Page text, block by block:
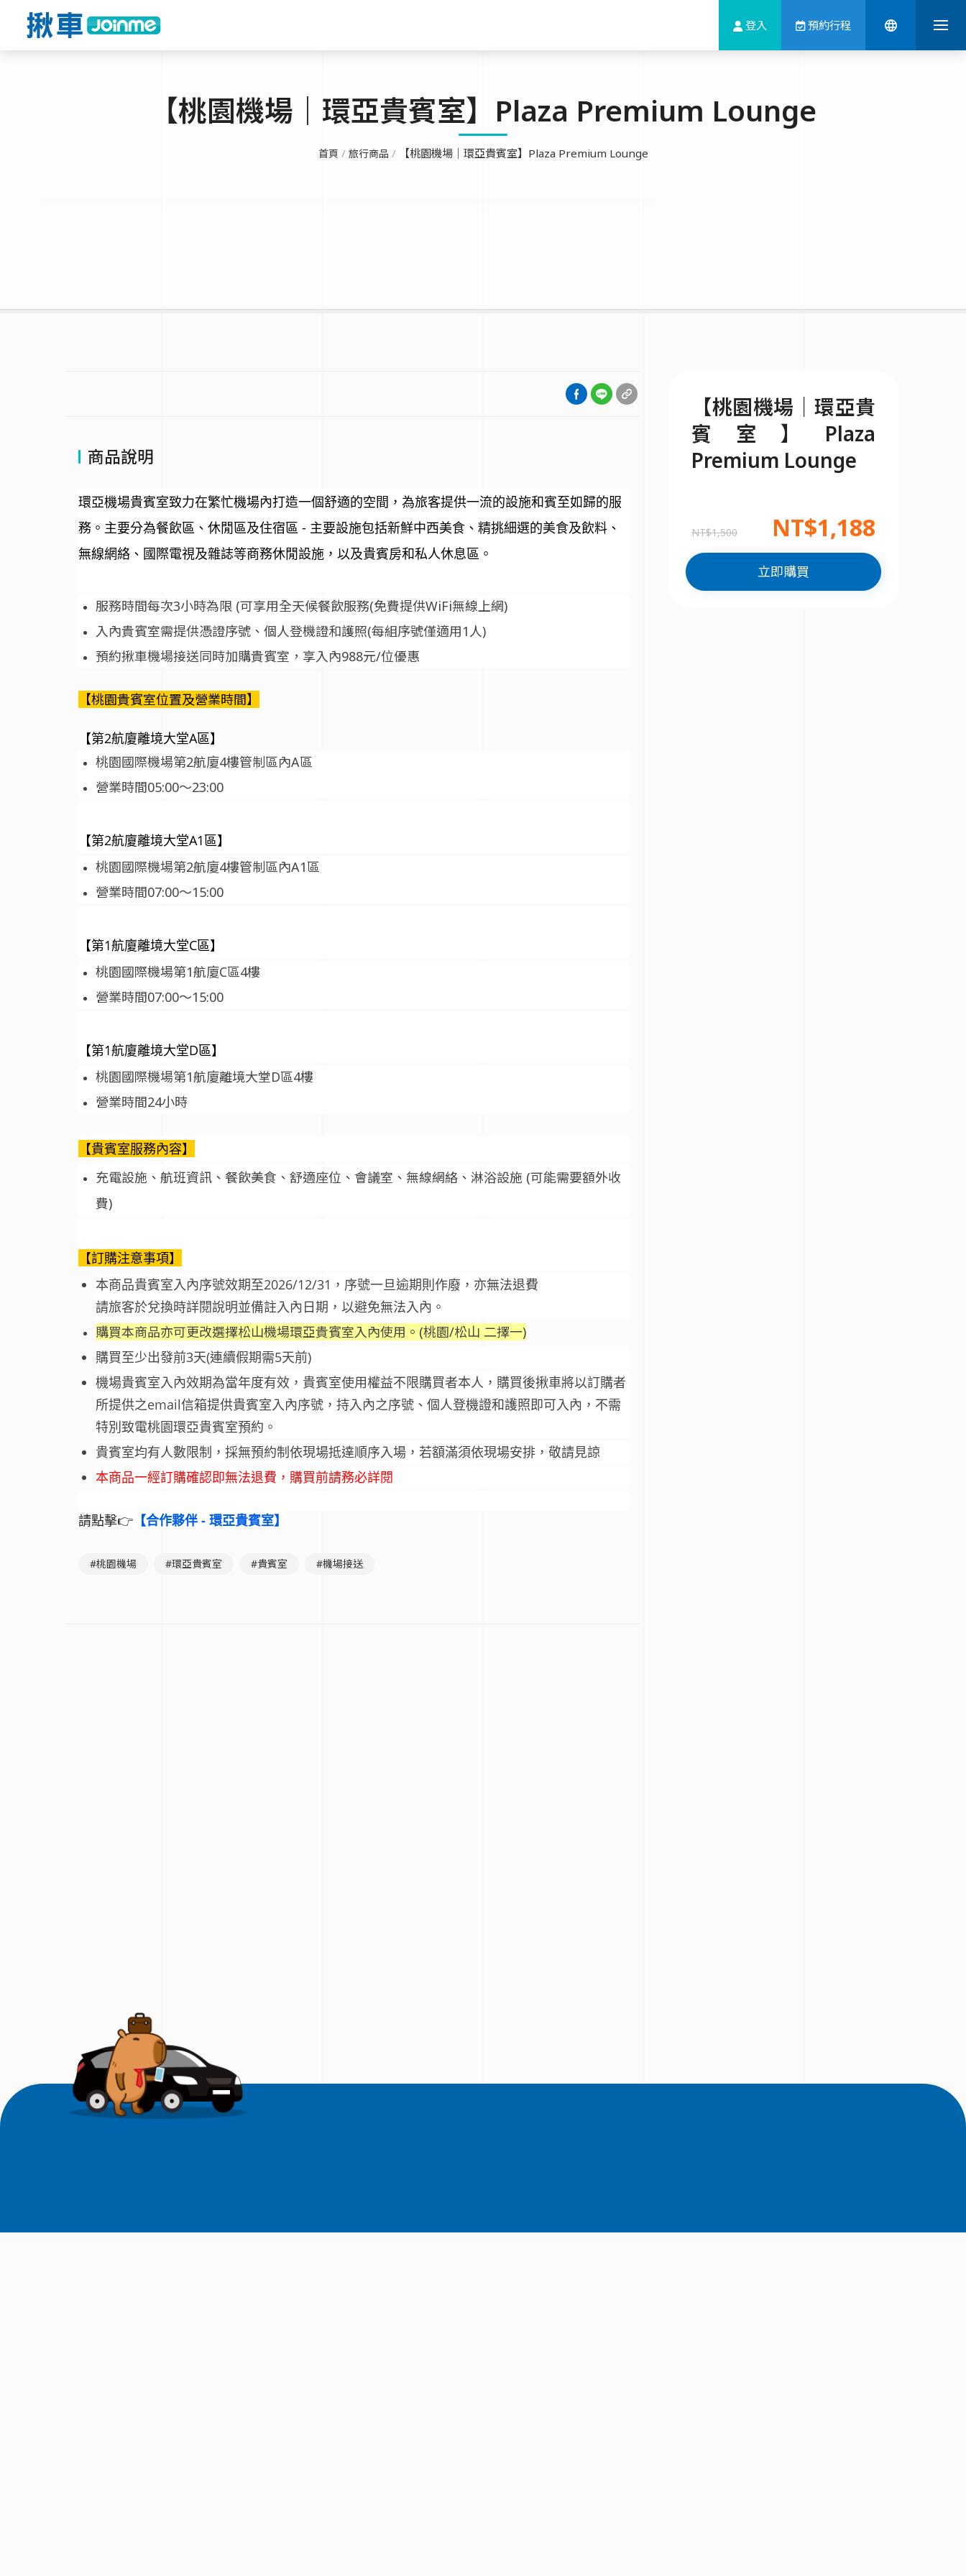
登入 預約行程
【桃園機場｜環亞貴賓室】Plaza Premium Lounge
首頁 旅行商品 【桃園機場｜環亞貴賓室】Plaza Premium Lounge
商品說明
環亞機場貴賓室致力在繁忙機場內打造一個舒適的空間，為旅客提供一流的設施和賓至如歸的服
務。主要分為餐飲區、休閒區及住宿區 - 主要設施包括新鮮中西美食、精挑細選的美食及飲料、
無線網絡、國際電視及雜誌等商務休閒設施，以及貴賓房和私人休息區。
服務時間每次3小時為限 (可享用全天候餐飲服務(免費提供WiFi無線上網)
入內貴賓室需提供憑證序號、個人登機證和護照(每組序號僅適用1人)
預約揪車機場接送同時加購貴賓室，享入內988元/位優惠
【桃園貴賓室位置及營業時間】
【第2航廈離境大堂A區】
桃園國際機場第2航廈4樓管制區內A區
營業時間05:00～23:00
【第2航廈離境大堂A1區】
桃園國際機場第2航廈4樓管制區內A1區
營業時間07:00～15:00
【第1航廈離境大堂C區】
桃園國際機場第1航廈C區4樓
營業時間07:00～15:00
【第1航廈離境大堂D區】
桃園國際機場第1航廈離境大堂D區4樓
營業時間24小時
【貴賓室服務內容】
充電設施、航班資訊、餐飲美食、舒適座位、會議室、無線網絡、淋浴設施 (可能需要額外收
費)
【訂購注意事項】
本商品貴賓室入內序號效期至2026/12/31，序號一旦逾期則作廢，亦無法退費
請旅客於兌換時詳閱說明並備註入內日期，以避免無法入內。
購買本商品亦可更改選擇松山機場環亞貴賓室入內使用。(桃園/松山 二擇一)
購買至少出發前3天(連續假期需5天前)
機場貴賓室入內效期為當年度有效，貴賓室使用權益不限購買者本人，購買後揪車將以訂購者
所提供之email信箱提供貴賓室入內序號，持入內之序號、個人登機證和護照即可入內，不需
特別致電桃園環亞貴賓室預約。
貴賓室均有人數限制，採無預約制依現場抵達順序入場，若額滿須依現場安排，敬請見諒
本商品一經訂購確認即無法退費，購買前請務必詳閱
請點擊👉 【合作夥伴 - 環亞貴賓室】
#桃園機場 #環亞貴賓室 #貴賓室 #機場接送
【桃園機場｜環亞貴
賓室】Plaza
Premium Lounge
NT$1,500 NT$1,188
立即購買